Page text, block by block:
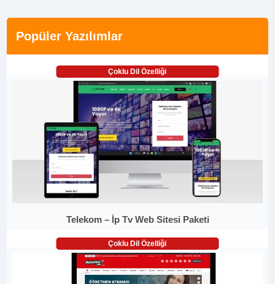
Popüler Yazılımlar
Çoklu Dil Özelliği
Telekom – İp Tv Web Sitesi Paketi
Çoklu Dil Özelliği